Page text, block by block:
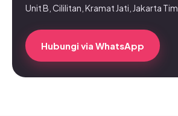
Unit B, Cililitan, Kramat Jati, Jakarta
Hubungi via WhatsApp